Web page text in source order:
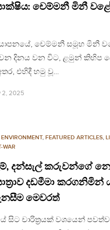
චෙම්මනී මිනී වළේ
[යාපනයේ, චෙම්මනී සමූහ මිනී
දිනය වන විට, ළමුන් කිහිප
එහිදී හමු වූ…
2, 2025
ENVIRONMENT, FEATURED ARTICLES,
WAR
දන්සැල් කරුවන්ගේ
දඩමීමා කරගනිමින්
මෙවරත්
සිට චාරිත්‍රයක් වශයෙන්